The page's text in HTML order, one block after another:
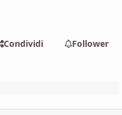
Condividi Follower